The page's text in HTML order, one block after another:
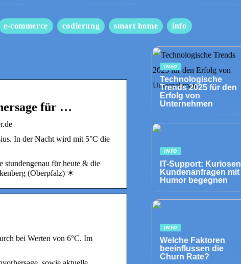
e-commerce codierung smart home info
für …
In der Nacht wird mit 5°C die
für heute & die
(Oberpfalz) ☀
bei Werten von 6°C. Im
INFO
Technologische
Trends 2025 für den
Erfolg von
Unternehmen
INFO
IT-Support: Kuriosen
Kundenanfragen mit
Humor begegnen
INFO
Welche Faktoren
beeinflussen die
Churn Rate?